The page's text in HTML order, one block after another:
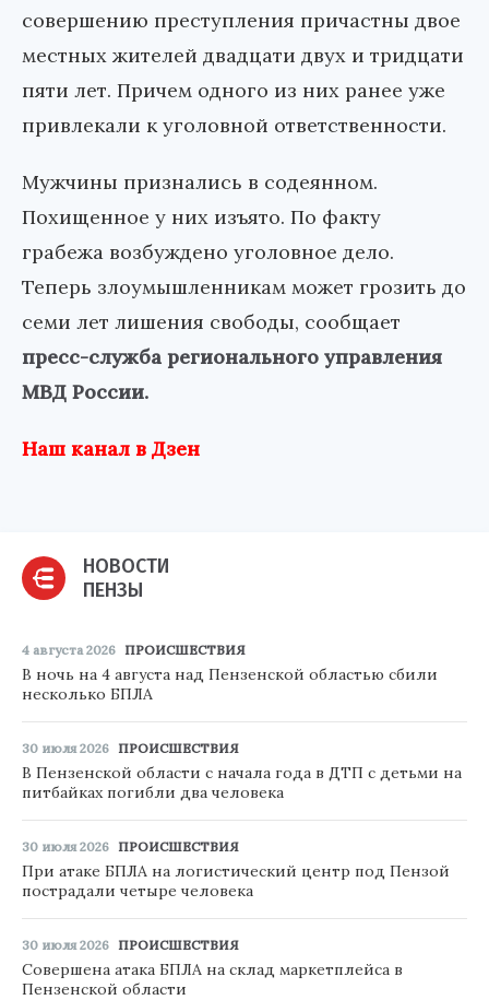
совершению преступления причастны двое
местных жителей двадцати двух и тридцати
пяти лет. Причем одного из них ранее уже
привлекали к уголовной ответственности.
Мужчины признались в содеянном.
Похищенное у них изъято. По факту
грабежа возбуждено уголовное дело.
Теперь злоумышленникам может грозить до
семи лет лишения свободы, сообщает
пресс-служба регионального управления
МВД России.
Наш канал в Дзен
НОВОСТИ
ПЕНЗЫ
4 августа 2026 ПРОИСШЕСТВИЯ
В ночь на 4 августа над Пензенской областью сбили
несколько БПЛА
30 июля 2026 ПРОИСШЕСТВИЯ
В Пензенской области с начала года в ДТП с детьми на
питбайках погибли два человека
30 июля 2026 ПРОИСШЕСТВИЯ
При атаке БПЛА на логистический центр под Пензой
пострадали четыре человека
30 июля 2026 ПРОИСШЕСТВИЯ
Совершена атака БПЛА на склад маркетплейса в
Пензенской области